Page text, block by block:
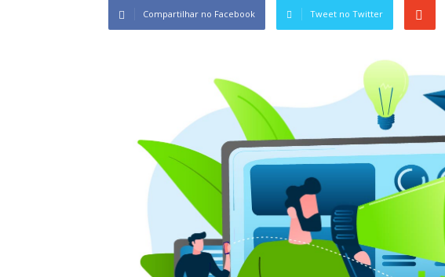
Compartilhar no Facebook Tweet no Twitter